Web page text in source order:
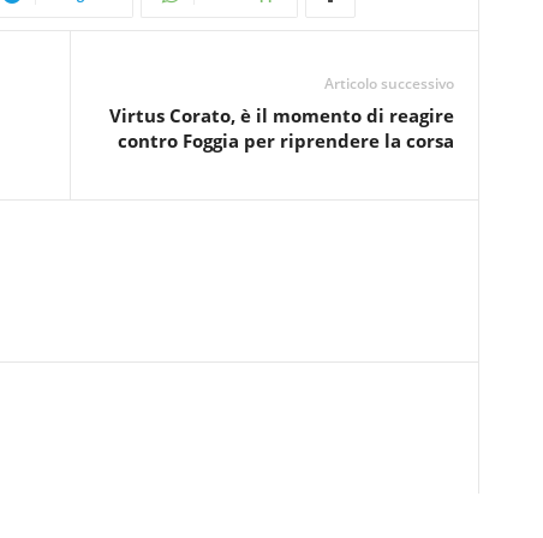
Articolo successivo
Virtus Corato, è il momento di reagire
contro Foggia per riprendere la corsa